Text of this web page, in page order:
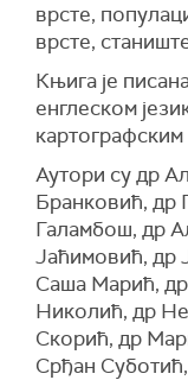
врсте,
врсте,
Књига је
енглеском
Аутори су др
Бранковић, др
Галамбош, др
Јаћимовић, др
Саша Марић,
Николић, др
Скорић, др
Срђан